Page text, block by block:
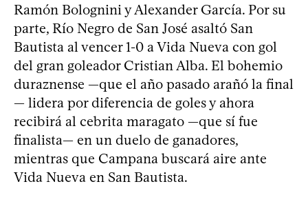
Ramón Bolognini y Alexander García. Por su
parte, Río Negro de San José asaltó San
Bautista al vencer 1-0 a Vida Nueva con gol
del gran goleador Cristian Alba. El bohemio
duraznense —que el año pasado arañó la final
— lidera por diferencia de goles y ahora
recibirá al cebrita maragato —que sí fue
finalista— en un duelo de ganadores,
mientras que Campana buscará aire ante
Vida Nueva en San Bautista.